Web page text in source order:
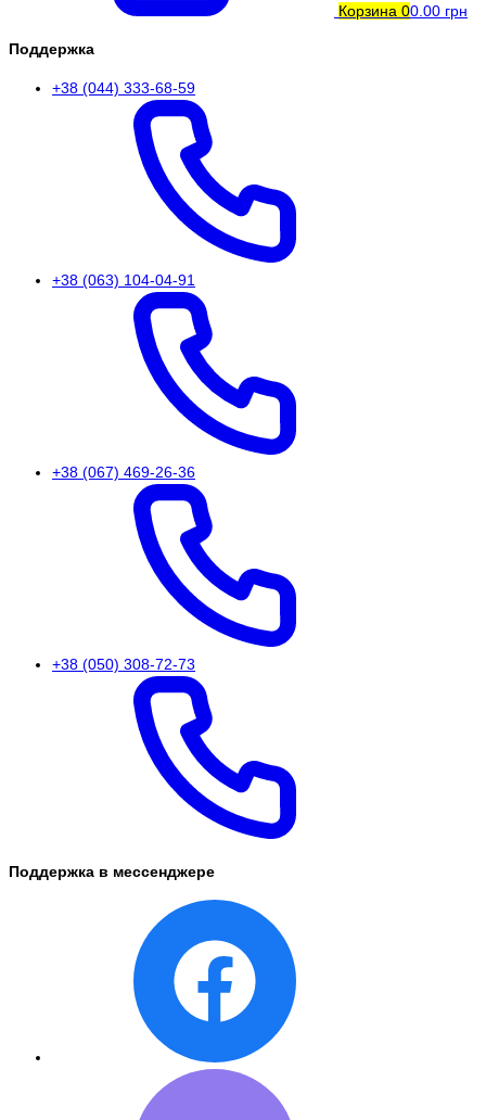
Корзина 00.00 грн
Поддержка
+38 (044) 333-68-59
+38 (063) 104-04-91
+38 (067) 469-26-36
+38 (050) 308-72-73
Поддержка в мессенджере